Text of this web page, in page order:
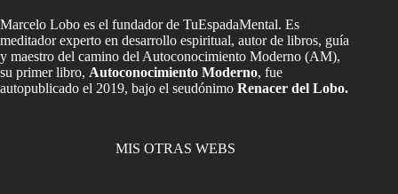
Lúcido
Marcelo Lobo es el fundador de TuEspadaMental. Es
meditador experto en desarrollo espiritual, autor de libros, guía
y maestro del camino del Autoconocimiento Moderno (AM),
su primer libro, Autoconocimiento Moderno, fue
autopublicado el 2019, bajo el seudónimo Renacer del Lobo.
MIS OTRAS WEBS